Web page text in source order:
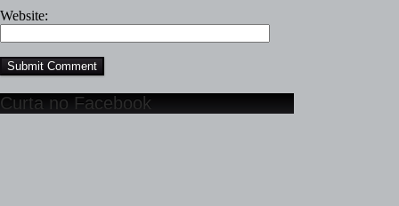
Website:
Curta no Facebook